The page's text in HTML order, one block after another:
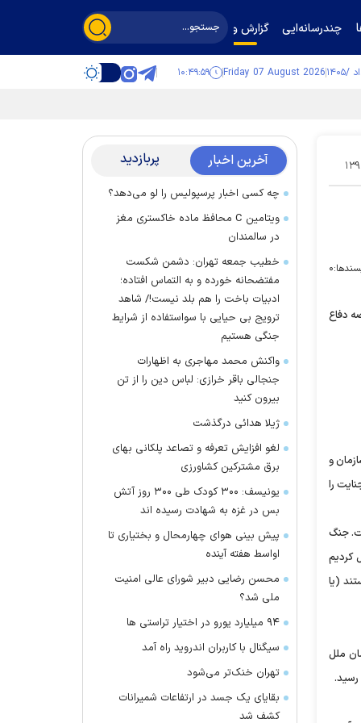
چندرسانه‌ایی گزارش و گفت‌وگو
Friday 07 August 2026 ۱۰:۴۹:۵۹
۳۱
۰
دفاع
و
را
جنگ
کردیم
(یا
ملل
آخرین اخبار پربازدید
چه کسی اخبار پرسپولیس را لو می‌دهد؟
ویتامین C محافظ ماده خاکستری مغز
در سالمندان
خطیب جمعه تهران: دشمن شکست
مفتضحانه خورده و به التماس افتاده؛
ادبیات باخت را هم بلد نیست!/ شاهد
ترویج بی حیایی با سواستفاده از شرایط
جنگی هستیم
واکنش محمد مهاجری به اظهارات
جنجالی باقر خرازی: لباس دین را از تن
بیرون کنید
ژیلا هدائی درگذشت
لغو افزایش تعرفه و تصاعد پلکانی بهای
برق مشترکین کشاورزی
یونیسف: ۳۰۰ کودک طی ۳۰۰ روز آتش
بس در غزه به شهادت رسیده اند
پیش بینی هوای چهارمحال و بختیاری تا
اواسط هفته آینده
محسن رضایی دبیر شورای عالی امنیت
ملی شد؟
۹۴ میلیارد یورو در اختیار تراستی ها
سیگنال با کاربران اندروید راه آمد
تهران خنک‌تر می‌شود
بقایای یک جسد در ارتفاعات شمیرانات
کشف شد